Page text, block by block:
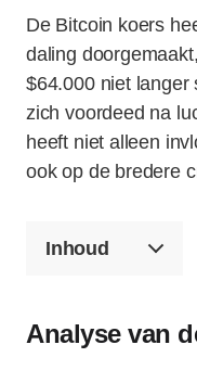
De Bitcoin koers
daling
$64.000 niet langer
zich voordeed na
heeft niet alleen
ook op de bredere
Inhoud
Analyse van